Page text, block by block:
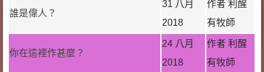
誰是偉人？
31 八月
2018
作者 利醒
有牧師
你在這裡作甚麼？
24 八月
2018
作者 利醒
有牧師